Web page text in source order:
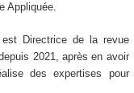
Appliquée.
Directrice de la revue
2021, après en avoir
des expertises pour